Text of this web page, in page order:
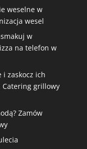
weselne w
wesel
w
na telefon w
zaskocz ich
grillowy
Zamów